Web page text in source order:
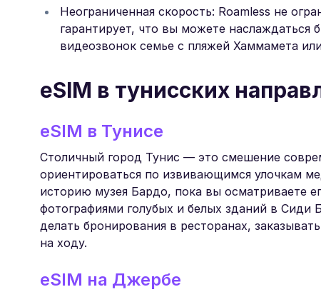
Неограниченная скорость: Roamless не
гарантирует, что вы можете
видеозвонок семье с пляжей Хаммамета
eSIM в тунисских
eSIM в Тунисе
Столичный город Тунис — это смешение
ориентироваться по извивающимся улочкам
историю музея Бардо, пока вы осматриваете
фотографиями голубых и белых зданий в
делать бронирования в ресторанах,
на ходу.
eSIM на Джербе